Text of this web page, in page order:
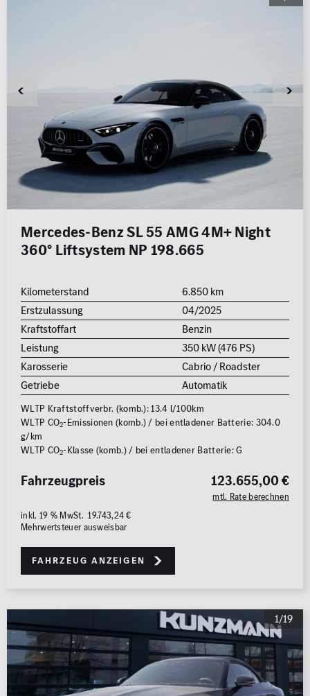
Coupé
Van / Kleinbus Geländewagen / SUV
Kleinwagen
Kraftstoff
ALLE
Getriebe
ALLE
Schadstoffklasse
ALLE
Standorte
ALLE
Erstzulassung
2026
Kilometer
0 km 1.000 km
Leistung (PS)
700
Standheizung
Multimedia
MBUX
Navigationssystem
Sicherheit
LED Licht
Totwinkel-Assistent
jung@smart
Qualitätssiegel
Qualitätssiegel
MB Rent Fahrzeug
Mercedes-Benz SL 55 AMG 4M+ Night
360° Liftsystem NP 198.665
Kilometerstand
6.850 km
Erstzulassung
04/2025
Kraftstoffart
Benzin
Leistung
350 kW (476 PS)
Karosserie
Cabrio / Roadster
Getriebe
Automatik
WLTP Kraftstoffverbr. (komb.): 13.4 l/100km
WLTP CO2-Emissionen (komb.) / bei entladener Batterie: 304.0
g/km
WLTP CO2-Klasse (komb.) / bei entladener Batterie: G
123.655,00 €
mtl. Rate berechnen
Fahrzeugpreis
inkl. 19 % MwSt. 19.743,24 €
Mehrwertsteuer ausweisbar
Fahrzeug anzeigen
1/19